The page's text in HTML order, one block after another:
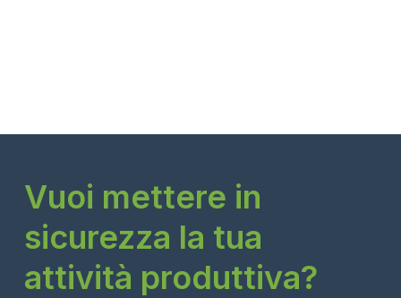
Vuoi mettere in
sicurezza la tua
attività produttiva?